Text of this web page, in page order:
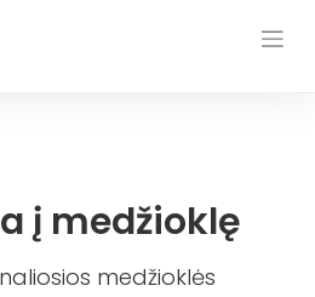
į medžioklę
medžioklės